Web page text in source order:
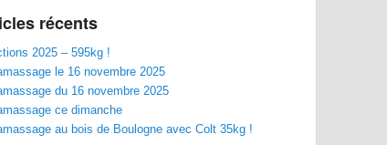
récents
2025 – 595kg !
le 16 novembre 2025
du 16 novembre 2025
ce dimanche
au bois de Boulogne avec Colt 35kg !